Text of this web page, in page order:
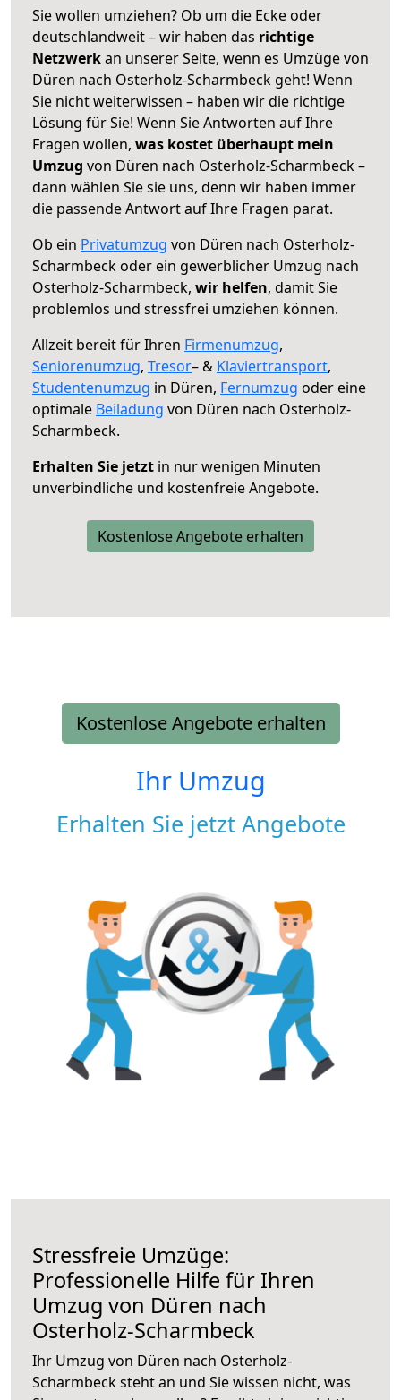
Sie wollen umziehen? Ob um die Ecke oder
deutschlandweit – wir haben das richtige
Netzwerkan unserer Seite, wenn es Umzüge von
Düren nach Osterholz-Scharmbeck geht! Wenn
Sie nicht weiterwissen – haben wir die richtige
Lösung für Sie! Wenn Sie Antworten auf Ihre
Fragen wollen, was kostet überhaupt mein
Umzug von Düren nach Osterholz-Scharmbeck –
dann wählen Sie sie uns, denn wir haben immer
die passende Antwort auf Ihre Fragen parat.
Ob ein Privatumzug von Düren nach Osterholz-
Scharmbeck oder ein gewerblicher Umzug nach
Osterholz-Scharmbeck, wir helfen, damit Sie
problemlos und stressfrei umziehen können.
Allzeit bereit für Ihren Firmenumzug,
Seniorenumzug, Tresor– & Klaviertransport,
Studentenumzug in Düren, Fernumzug oder eine
optimale Beiladung von Düren nach Osterholz-
Scharmbeck.
Erhalten Sie jetzt in nur wenigen Minuten
unverbindliche und kostenfreie Angebote.
Kostenlose Angebote erhalten
Kostenlose Angebote erhalten
Ihr Umzug
Erhalten Sie jetzt Angebote
Stressfreie Umzüge:
Professionelle Hilfe für Ihren
Umzug von Düren nach
Osterholz-Scharmbeck
Ihr Umzug von Düren nach Osterholz-
Scharmbeck steht an und Sie wissen nicht, was